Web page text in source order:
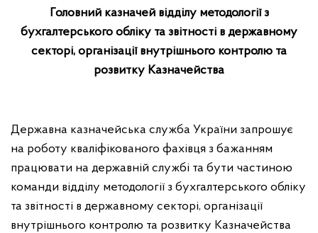
Головний казначей відділуметодології з
бухгалтерського обліку та звітності в державному
секторі, організації внутрішнього контролю та
розвитку Казначейства
Державна казначейська служба України запрошує
на роботу кваліфікованого фахівця з бажанням
працювати на державній службі та бути частиною
команди відділу методології з бухгалтерського обліку
та звітності в державному секторі, організації
внутрішнього контролю та розвитку Казначейства